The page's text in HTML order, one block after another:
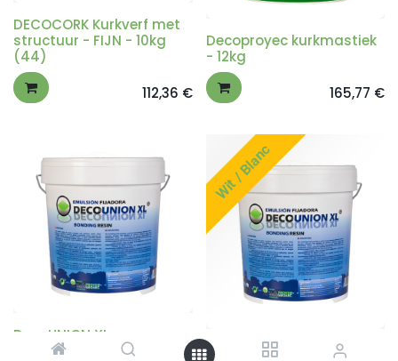
DECOCORK Kurkverf met
structuur - FIJN - 10kg
(44)
112,36 €
Decoproyec kurkmastiek
- 12kg
165,77 €
DecoUNION XL -
Transparant -
Wit / Blanc
DecoUNION XL - Wit -